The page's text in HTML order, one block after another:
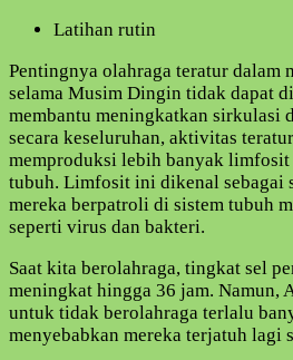
Latihan rutin
Pentingnya olahraga teratur dalam
selama Musim Dingin tidak dapat
membantu meningkatkan sirkulasi
secara keseluruhan, aktivitas
memproduksi lebih banyak limfosit
tubuh. Limfosit ini dikenal sebagai
mereka berpatroli di sistem tubuh
seperti virus dan bakteri.
Saat kita berolahraga, tingkat sel
meningkat hingga 36 jam. Namun,
untuk tidak berolahraga terlalu
menyebabkan mereka terjatuh lagi